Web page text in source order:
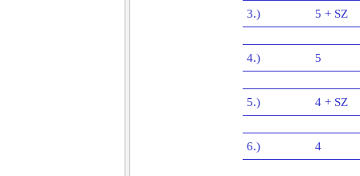
3.) 5 + SZ
4.) 5
5.) 4 + SZ
6.) 4